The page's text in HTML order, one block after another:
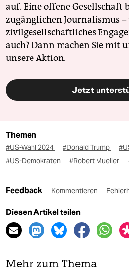
auf. Eine offene Gesellschaft
zugänglichen Journalismus –
zivilgesellschaftliches
auch? Dann machen Sie mit
unsere Aktion.
Jetzt
Themen
#US-Wahl 2024 #Donald Trump
#US-Demokraten
#Robert Mueller
Feedback Kommentieren
Diesen Artikel teilen
Mehr zum Thema